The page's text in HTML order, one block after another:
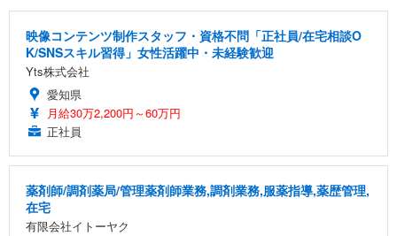
映像コンテンツ制作スタッフ・資格不問「正社員/在宅相談O
K/SNSスキル習得」女性活躍中・未経験歓迎
Yts株式会社
愛知県
月給30万2,200円～60万円
正社員
薬剤師/調剤薬局/管理薬剤師業務,調剤業務,服薬指導,薬歴管理,
在宅
有限会社イトーヤク